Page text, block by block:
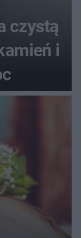
czystą
i